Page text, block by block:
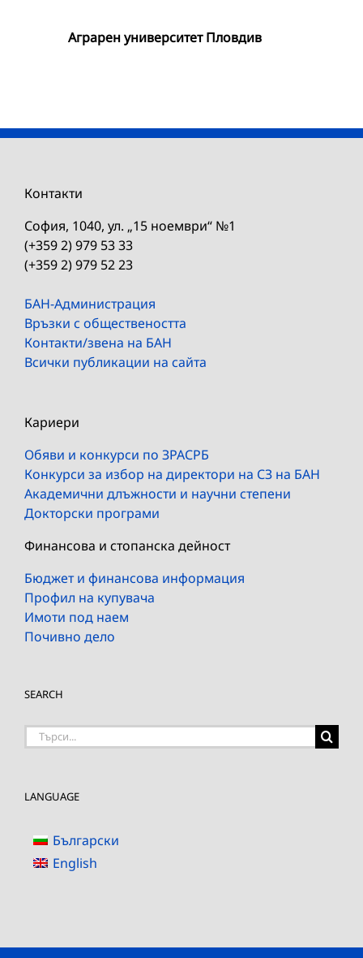
Аграрен университет Пловдив
Контакти
София, 1040, ул. „15 ноември“ №1
(+359 2) 979 53 33
(+359 2) 979 52 23
БАН-Администрация
Връзки с обществеността
Контакти/звена на БАН
Всички публикации на сайта
Кариери
Обяви и конкурси по ЗРАСРБ
Конкурси за избор на директори на СЗ на БАН
Академични длъжности и научни степени
Докторски програми
Финансова и стопанска дейност
Бюджет и финансова информация
Профил на купувача
Имоти под наем
Почивно дело
SEARCH
Търсене
LANGUAGE
Български
English